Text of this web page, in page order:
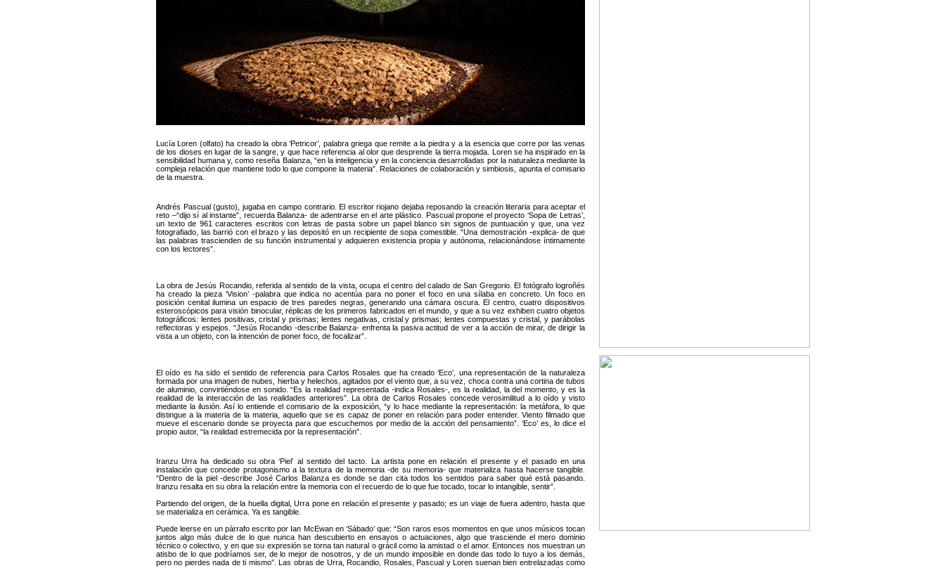
Lucía Loren (olfato) ha creado la obra ‘Petricor’, palabra griega que remite a la piedra y a la esencia que corre por las venas
de los dioses en lugar de la sangre, y que hace referencia al olor que desprende la tierra mojada. Loren se ha inspirado en la
sensibilidad humana y, como reseña Balanza, “en la inteligencia y en la conciencia desarrolladas por la naturaleza mediante la
compleja relación que mantiene todo lo que compone la materia”. Relaciones de colaboración y simbiosis, apunta el comisario
de la muestra.
Andrés Pascual (gusto), jugaba en campo contrario. El escritor riojano dejaba reposando la creación literaria para aceptar el
reto –“dijo sí al instante”, recuerda Balanza- de adentrarse en el arte plástico. Pascual propone el proyecto ‘Sopa de Letras’,
un texto de 961 caracteres escritos con letras de pasta sobre un papel blanco sin signos de puntuación y que, una vez
fotografiado, las barrió con el brazo y las depositó en un recipiente de sopa comestible. “Una demostración -explica- de que
las palabras trascienden de su función instrumental y adquieren existencia propia y autónoma, relacionándose íntimamente
con los lectores”.
La obra de Jesús Rocandio, referida al sentido de la vista, ocupa el centro del calado de San Gregorio. El fotógrafo logroñés
ha creado la pieza ‘Vision’ -palabra que indica no acentúa para no poner el foco en una sílaba en concreto. Un foco en
posición cenital ilumina un espacio de tres paredes negras, generando una cámara oscura. El centro, cuatro dispositivos
esteroscópicos para visión binocular, réplicas de los primeros fabricados en el mundo, y que a su vez exhiben cuatro objetos
fotográficos: lentes positivas, cristal y prismas; lentes negativas, cristal y prismas; lentes compuestas y cristal, y parábolas
reflectoras y espejos. “Jesús Rocandio -describe Balanza- enfrenta la pasiva actitud de ver a la acción de mirar, de dirigir la
vista a un objeto, con la intención de poner foco, de focalizar”.
El oído es ha sido el sentido de referencia para Carlos Rosales que ha creado ‘Eco’, una representación de la naturaleza
formada por una imagen de nubes, hierba y helechos, agitados por el viento que, a su vez, choca contra una cortina de tubos
de aluminio, convirtiéndose en sonido. “Es la realidad representada -indica Rosales-, es la realidad, la del momento, y es la
realidad de la interacción de las realidades anteriores”. La obra de Carlos Rosales concede verosimilitud a lo oído y visto
mediante la ilusión. Así lo entiende el comisario de la exposición, “y lo hace mediante la representación: la metáfora, lo que
distingue a la materia de la materia, aquello que se es capaz de poner en relación para poder entender. Viento filmado que
mueve el escenario donde se proyecta para que escuchemos por medio de la acción del pensamiento”. ‘Eco’ es, lo dice el
propio autor, “la realidad estremecida por la representación”.
Iranzu Urra ha dedicado su obra ‘Piel’ al sentido del tacto. La artista pone en relación el presente y el pasado en una
instalación que concede protagonismo a la textura de la memoria -de su memoria- que materializa hasta hacerse tangible.
“Dentro de la piel -describe José Carlos Balanza es donde se dan cita todos los sentidos para saber qué está pasando.
Iranzu resalta en su obra la relación entre la memoria con el recuerdo de lo que fue tocado, tocar lo intangible, sentir”.
Partiendo del origen, de la huella digital, Urra pone en relación el presente y pasado; es un viaje de fuera adentro, hasta que
se materializa en cerámica. Ya es tangible.
Puede leerse en un párrafo escrito por Ian McEwan en ‘Sábado’ que: “Son raros esos momentos en que unos músicos tocan
juntos algo más dulce de lo que nunca han descubierto en ensayos o actuaciones, algo que trasciende el mero dominio
técnico o colectivo, y en que su expresión se torna tan natural o grácil como la amistad o el amor. Entonces nos muestran un
atisbo de lo que podríamos ser, de lo mejor de nosotros, y de un mundo imposible en donde das todo lo tuyo a los demás,
pero no pierdes nada de ti mismo”. Las obras de Urra, Rocandio, Rosales, Pascual y Loren suenan bien entrelazadas como